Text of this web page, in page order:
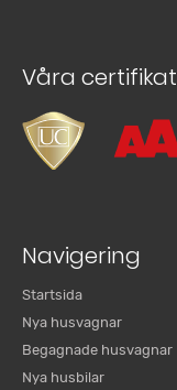
Våra certifikat
Navigering
Startsida
Nya husvagnar
Begagnade husvagnar
Nya husbilar